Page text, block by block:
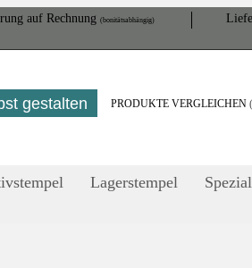
auf Rech­nung (bonitätsabhängig)
gestalten PRODUKTE VERGLEICHEN
Lagerstempel